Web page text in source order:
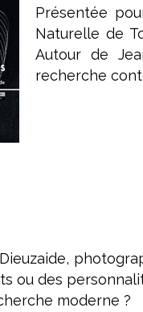
Présentée
Naturelle de
Autour de
recherche
ou des
moderne ?